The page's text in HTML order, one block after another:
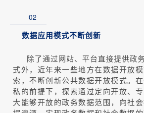
02
数据应用模式不断创新
除了通过网站、平台直接提供政
式外，近年来一些地方在数据开放
索，不断创新公共数据开放模式。
私的前提下，探索通过定向开放、
大能够开放的政务数据范围，向社